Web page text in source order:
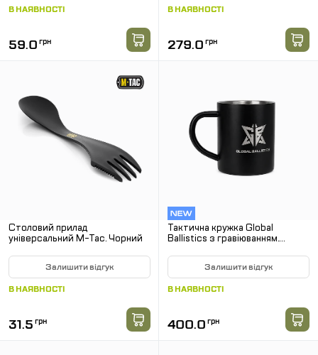
В НАЯВНОСТІ
59.0 грн
В НАЯВНОСТІ
279.0 грн
Столовий прилад
універсальний M-Tac. Чорний
Залишити відгук
В НАЯВНОСТІ
31.5 грн
Тактична кружка Global
Ballistics з гравіюванням.
Залишити відгук
В НАЯВНОСТІ
400.0 грн